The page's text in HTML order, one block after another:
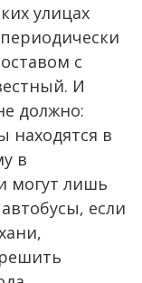
улицах
с
И
должно:
находятся в
в
могут лишь
если